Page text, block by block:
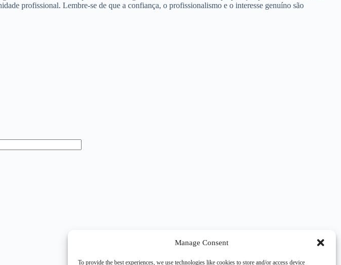
Manage Consent
To provide the best experiences, we use technologies like cookies to store and/or access device
profissional. Lembre-se de que a confiança, o profissionalismo e o interesse genuíno são